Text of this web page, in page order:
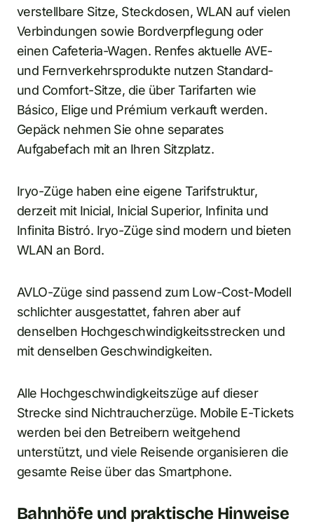
verstellbare Sitze, Steckdosen, WLAN auf vielen
Verbindungen sowie Bordverpflegung oder
einen Cafeteria-Wagen. Renfes aktuelle AVE-
und Fernverkehrsprodukte nutzen Standard-
und Comfort-Sitze, die über Tarifarten wie
Básico, Elige und Prémium verkauft werden.
Gepäck nehmen Sie ohne separates
Aufgabefach mit an Ihren Sitzplatz.
Iryo-Züge haben eine eigene Tarifstruktur,
derzeit mit Inicial, Inicial Superior, Infinita und
Infinita Bistró. Iryo-Züge sind modern und bieten
WLAN an Bord.
AVLO-Züge sind passend zum Low-Cost-Modell
schlichter ausgestattet, fahren aber auf
denselben Hochgeschwindigkeitsstrecken und
mit denselben Geschwindigkeiten.
Alle Hochgeschwindigkeitszüge auf dieser
Strecke sind Nichtraucherzüge. Mobile E-Tickets
werden bei den Betreibern weitgehend
unterstützt, und viele Reisende organisieren die
gesamte Reise über das Smartphone.
Bahnhöfe und praktische Hinweise